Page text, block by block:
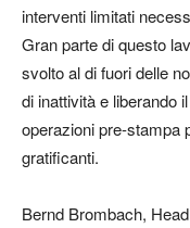
interventi limitati
Gran parte di questo
svolto al di fuori delle
di inattività e liberando
operazioni pre-stampa
gratificanti.
Bernd Brombach,